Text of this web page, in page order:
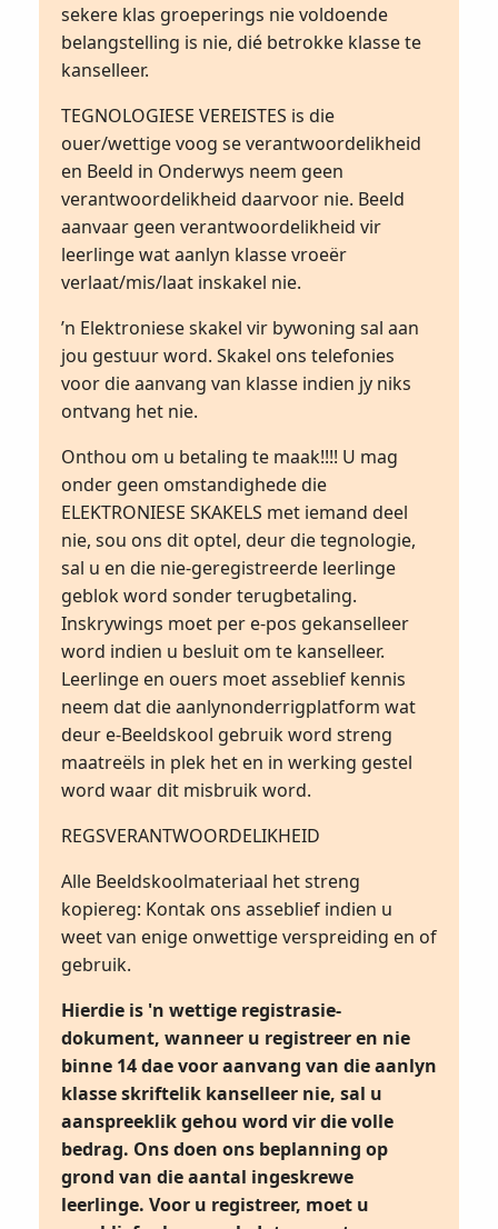
sekere klas groeperings nie voldoende
belangstelling is nie, dié betrokke klasse te
kanselleer.
TEGNOLOGIESE VEREISTES is die
ouer/wettige voog se verantwoordelikheid
en Beeld in Onderwys neem geen
verantwoordelikheid daarvoor nie. Beeld
aanvaar geen verantwoordelikheid vir
leerlinge wat aanlyn klasse vroeër
verlaat/mis/laat inskakel nie.
’n Elektroniese skakel vir bywoning sal aan
jou gestuur word. Skakel ons telefonies
voor die aanvang van klasse indien jy niks
ontvang het nie.
Onthou om u betaling te maak!!!! U mag
onder geen omstandighede die
ELEKTRONIESE SKAKELS met iemand deel
nie, sou ons dit optel, deur die tegnologie,
sal u en die nie-geregistreerde leerlinge
geblok word sonder terugbetaling.
Inskrywings moet per e-pos gekanselleer
word indien u besluit om te kanselleer.
Leerlinge en ouers moet asseblief kennis
neem dat die aanlynonderrigplatform wat
deur e-Beeldskool gebruik word streng
maatreëls in plek het en in werking gestel
word waar dit misbruik word.
REGSVERANTWOORDELIKHEID
Alle Beeldskoolmateriaal het streng
kopiereg: Kontak ons asseblief indien u
weet van enige onwettige verspreiding en of
gebruik.
Hierdie is 'n wettige registrasie-
dokument, wanneer u registreer en nie
binne 14 dae voor aanvang van die aanlyn
klasse skriftelik kanselleer nie, sal u
aanspreeklik gehou word vir die volle
bedrag. Ons doen ons beplanning op
grond van die aantal ingeskrewe
leerlinge. Voor u registreer, moet u